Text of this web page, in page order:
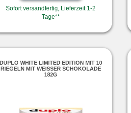
Sofort versandfertig, Lieferzeit 1-2
Tage**
DUPLO WHITE LIMITED EDITION MIT 10
RIEGELN MIT WEISSER SCHOKOLADE 1
82G